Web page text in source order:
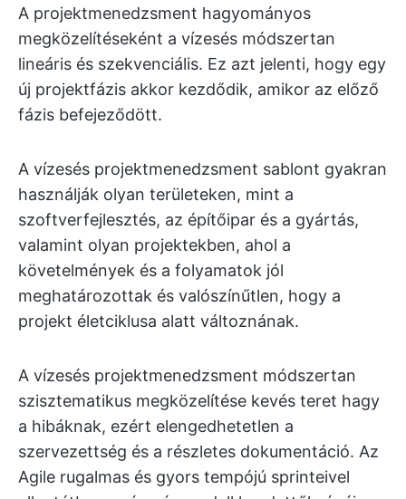
A projektmenedzsment hagyományos
megközelítéseként a vízesés módszertan
lineáris és szekvenciális. Ez azt jelenti, hogy egy
új projektfázis akkor kezdődik, amikor az előző
fázis befejeződött.
A vízesés projektmenedzsment sablont gyakran
használják olyan területeken, mint a
szoftverfejlesztés, az építőipar és a gyártás,
valamint olyan projektekben, ahol a
követelmények és a folyamatok jól
meghatározottak és valószínűtlen, hogy a
projekt életciklusa alatt változnának.
A vízesés projektmenedzsment módszertan
szisztematikus megközelítése kevés teret hagy
a hibáknak, ezért elengedhetetlen a
szervezettség és a részletes dokumentáció. Az
Agile rugalmas és gyors tempójú sprinteivel